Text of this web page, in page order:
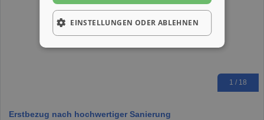
1 / 18
Erstbezug nach hochwertiger Sanierung
EINSTELLUNGEN ODER ABLEHNEN